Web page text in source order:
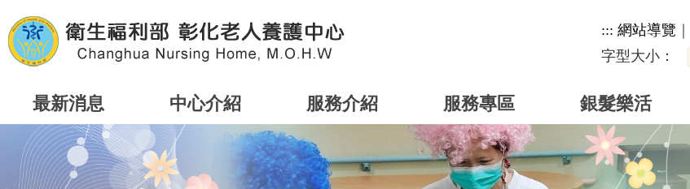
到
主
::: 網站導覽 ｜
字型大小：
最新消息 中心介紹 服務介紹 服務專區 銀髮樂活